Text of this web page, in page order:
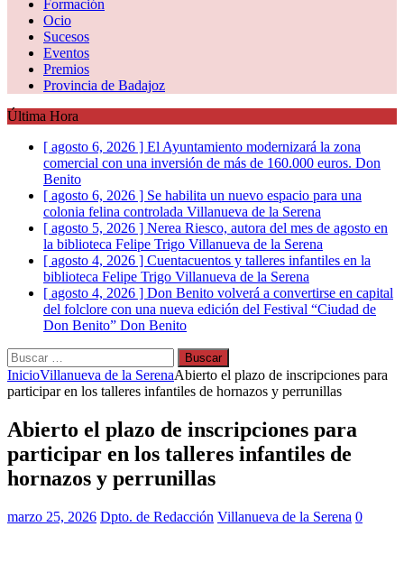
Formación
Ocio
Sucesos
Eventos
Premios
Provincia de Badajoz
Última Hora
[ agosto 6, 2026 ] El Ayuntamiento modernizará la zona
comercial con una inversión de más de 160.000 euros. Don
Benito
[ agosto 6, 2026 ] Se habilita un nuevo espacio para una
colonia felina controlada Villanueva de la Serena
[ agosto 5, 2026 ] Nerea Riesco, autora del mes de agosto en
la biblioteca Felipe Trigo Villanueva de la Serena
[ agosto 4, 2026 ] Cuentacuentos y talleres infantiles en la
biblioteca Felipe Trigo Villanueva de la Serena
[ agosto 4, 2026 ] Don Benito volverá a convertirse en capital
del folclore con una nueva edición del Festival “Ciudad de
Don Benito” Don Benito
Buscar:
InicioVillanueva de la SerenaAbierto el plazo de inscripciones para
participar en los talleres infantiles de hornazos y perrunillas
Abierto el plazo de inscripciones para
participar en los talleres infantiles de
hornazos y perrunillas
marzo 25, 2026 Dpto. de Redacción Villanueva de la Serena 0